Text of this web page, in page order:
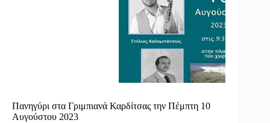
Πανηγύρι στα Γριμπιανά Καρδίτσας την Πέμπτη 10
Αυγούστου 2023